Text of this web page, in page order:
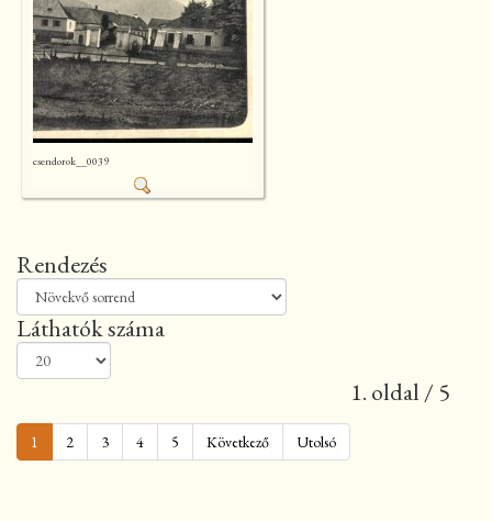
csendorok__0039
Rendezés
Láthatók száma
1. oldal / 5
1 2 3 4 5 Következő Utolsó